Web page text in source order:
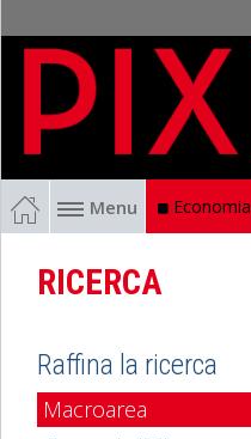
Menu Economia
RICERCA
Raffina la ricerca
Macroarea